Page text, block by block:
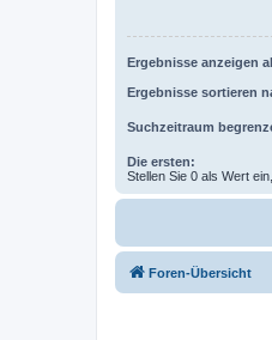
Ergebnisse anzeigen
Ergebnisse sortieren
Suchzeitraum
Die ersten:
Stellen Sie 0 als Wert
Foren-Übersicht